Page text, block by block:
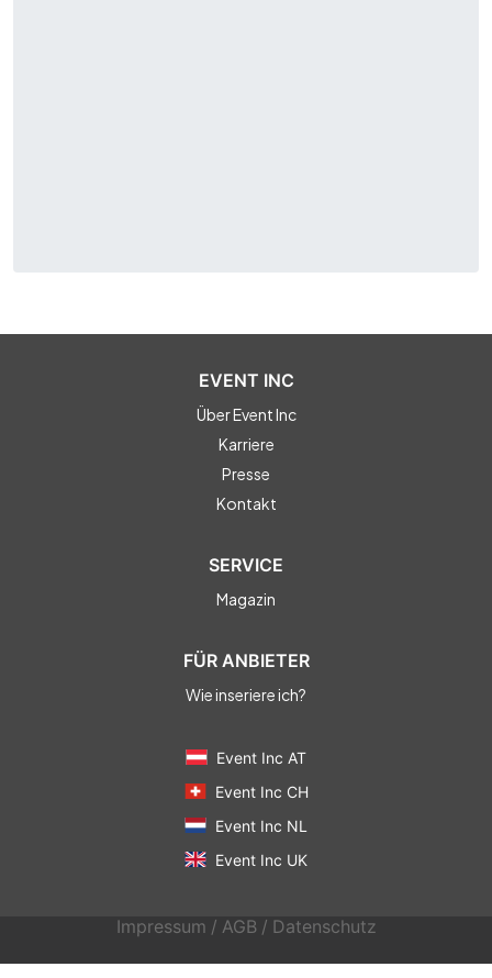
EVENT INC
Über Event Inc
Karriere
Presse
Kontakt
SERVICE
Magazin
FÜR ANBIETER
Wie inseriere ich?
Event Inc AT
Event Inc CH
Event Inc NL
Event Inc UK
Impressum / AGB / Datenschutz